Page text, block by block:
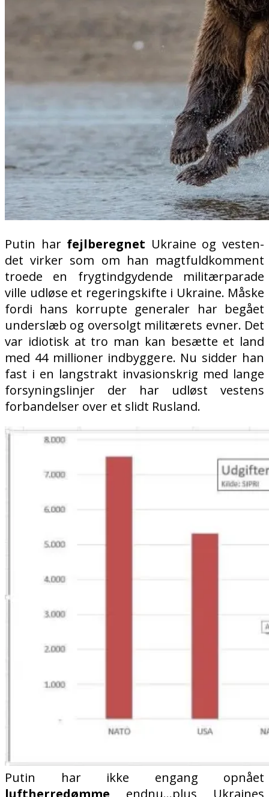
Putin harfejlberegnet Ukraine og vesten-
det virker som om han magtfuldkomment
troede en frygtindgydende militærparade
ville udløse et regeringskifte i Ukraine. Måske
fordi hans korrupte generaler har begået
underslæb og oversolgt militærets evner. Det
var idiotisk at tro man kan besætte et land
med 44 millioner indbyggere. Nu sidder han
fast i en langstrakt invasionskrig med lange
forsyningslinjer der har udløst vestens
forbandelser over et slidt Rusland.
Putin har ikke engang opnået
luftherredømme endnu…plus Ukraines